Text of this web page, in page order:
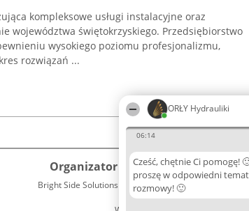
ORŁY Hydrauliki
06:14
Cześć, chętnie Ci pomogę!
proszę w odpowiedni temat
rozmowy! 🙂
kompleksowe usługi instalacyjne oraz
województwa świętokrzyskiego. Przedsiębiorstwo
wysokiego poziomu profesjonalizmu,
rozwiązań ...
Organizator plebiscytu
Bright Side Solutions sp. z o. o. sp. k.
ul. Ruska 22
Lista